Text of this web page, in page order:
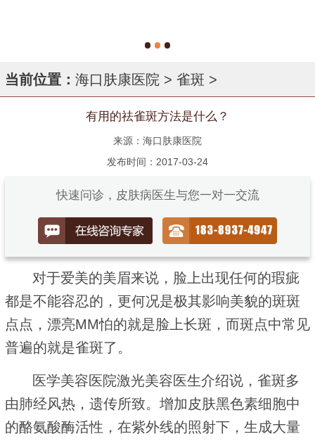
当前位置： 海口肤康医院 > 雀斑 >
有用的祛雀斑方法是什么？
来源：海口肤康医院
发布时间：2017-03-24
快速问诊，皮肤病医生与您一对一交流
对于爱美的美眉来说，脸上出现任何的瑕疵
都是不能容忍的，更何况是极其影响美貌的斑斑
点点，漂亮MM怕的就是脸上长斑，而斑点中常见
普遍的就是雀斑了。
医学美容医院激光美容医生介绍说，雀斑多
由肺经风热，遗传所致。增加皮肤黑色素细胞中
的酪氨酸酶活性，在紫外线的照射下，生成大量